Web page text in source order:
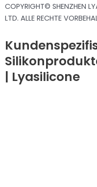
COPYRIGHT© SHENZHEN
LTD. ALLE RECHTE
| Lyasilicone